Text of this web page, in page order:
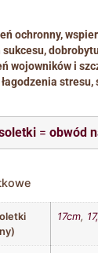
ochronny,
sukcesu,
wojowników i
= obwód
17cm,